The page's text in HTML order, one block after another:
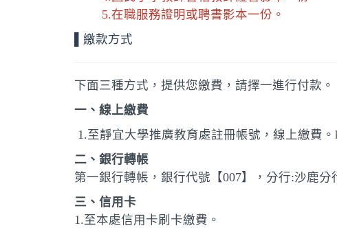
5.在職服務證明或聘書影本一份。
▌繳款方式
下面三種方式，提供您繳費，請擇一進行付款。
一、線上繳費
1.至靜宜大學推廣教育處註冊帳號，線上繳費。
二、銀行轉帳
第一銀行轉帳，銀行代號【007】，分行:沙鹿分
三、信用卡
1.至本處信用卡刷卡繳費。